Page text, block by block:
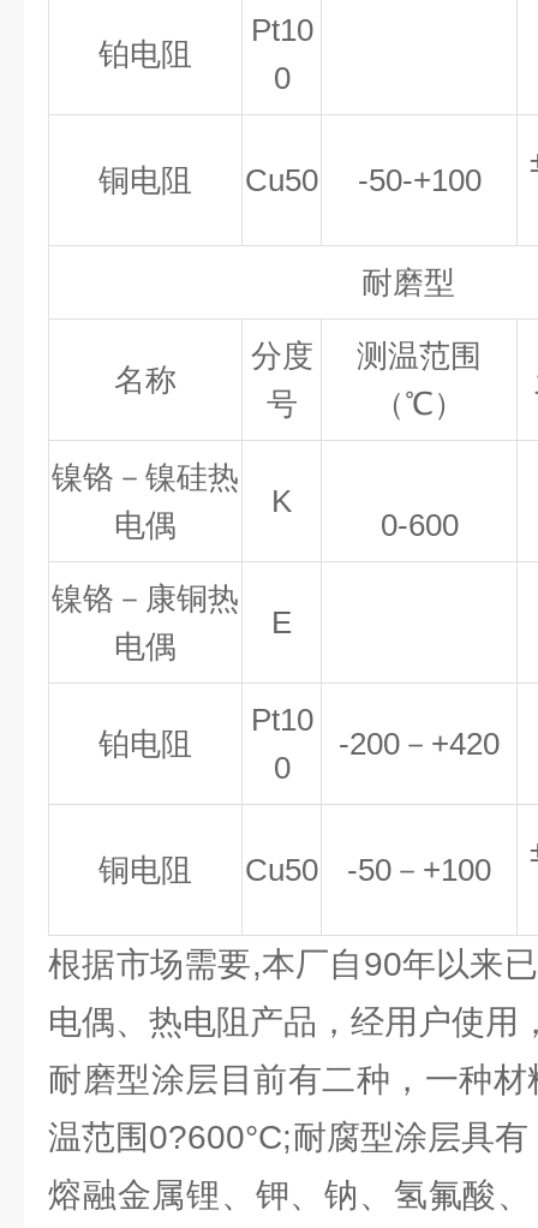
铂电阻
Pt10
0
铜电阻 Cu50 -50-+100
耐磨型
名称
分度
号
测温范围
（℃）
镍铬－镍硅热
电偶
K
0-600
镍铬－康铜热
电偶
E
铂电阻
Pt10
0
-200 － +420
铜电阻 Cu50 -50 － +100
根据市场需要,本厂自90年以来
电偶、热电阻产品，经用户使用
耐磨型涂层目前有二种，一种
温范围0?600°C;耐腐型涂层具
熔融金属锂、钾、钠、氢氟酸